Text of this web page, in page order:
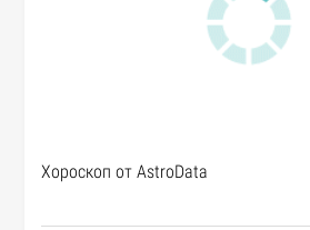
Хороскоп от AstroData